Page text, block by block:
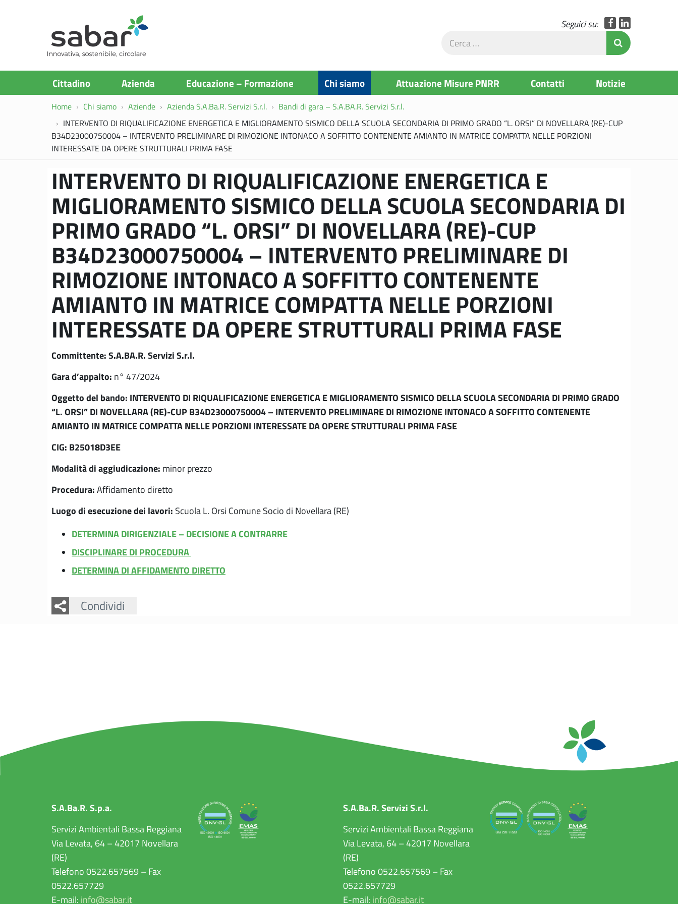
Seguici su: Facebook
Cerca
Invia Ricerca
Cittadino Azienda Educazione – Formazione Chi siamo Attuazione Misure PNRR Contatti Notizie
Home Chi siamo Aziende Azienda S.A.Ba.R. Servizi S.r.l.
Bandi di gara – S.A.BA.R. Servizi S.r.l.
INTERVENTO DI RIQUALIFICAZIONE ENERGETICA E MIGLIORAMENTO SISMICO DELLA SCUOLA SECONDARIA DI PRIMO GRADO “L. ORSI” DI NOVELLARA (RE)-CUP
B34D23000750004 – INTERVENTO PRELIMINARE DI RIMOZIONE INTONACO A SOFFITTO CONTENENTE AMIANTO IN MATRICE COMPATTA NELLE PORZIONI
INTERESSATE DA OPERE STRUTTURALI PRIMA FASE
INTERVENTO DI RIQUALIFICAZIONE ENERGETICA E
MIGLIORAMENTO SISMICO DELLA SCUOLA SECONDARIA DI
PRIMO GRADO “L. ORSI” DI NOVELLARA (RE)-CUP
B34D23000750004 – INTERVENTO PRELIMINARE DI
RIMOZIONE INTONACO A SOFFITTO CONTENENTE
AMIANTO IN MATRICE COMPATTA NELLE PORZIONI
INTERESSATE DA OPERE STRUTTURALI PRIMA FASE
Committente: S.A.BA.R. Servizi S.r.l.
Gara d’appalto: n° 47/2024
Oggetto del bando: INTERVENTO DI RIQUALIFICAZIONE ENERGETICA E MIGLIORAMENTO SISMICO DELLA SCUOLA SECONDARIA DI PRIMO GRADO
“L. ORSI” DI NOVELLARA (RE)-CUP B34D23000750004 – INTERVENTO PRELIMINARE DI RIMOZIONE INTONACO A SOFFITTO CONTENENTE
AMIANTO IN MATRICE COMPATTA NELLE PORZIONI INTERESSATE DA OPERE STRUTTURALI PRIMA FASE
CIG: B25018D3EE
Modalità di aggiudicazione: minor prezzo
Procedura: Affidamento diretto
Luogo di esecuzione dei lavori: Scuola L. Orsi Comune Socio di Novellara (RE)
DETERMINA DIRIGENZIALE – DECISIONE A CONTRARRE
DISCIPLINARE DI PROCEDURA
DETERMINA DI AFFIDAMENTO DIRETTO
Condividi
Facebook
Twitter
S.A.Ba.R. S.p.a.
Servizi Ambientali Bassa Reggiana
Via Levata, 64 – 42017 Novellara
(RE)
Telefono 0522.657569 – Fax
0522.657729
E-mail: info@sabar.it
S.A.Ba.R. Servizi S.r.l.
Servizi Ambientali Bassa Reggiana
Via Levata, 64 – 42017 Novellara
(RE)
Telefono 0522.657569 – Fax
0522.657729
E-mail: info@sabar.it